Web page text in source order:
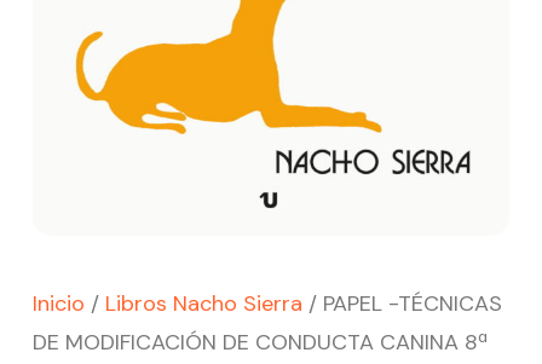
Inicio / Libros Nacho Sierra / PAPEL -TÉCNICAS
DE MODIFICACIÓN DE CONDUCTA CANINA 8ª